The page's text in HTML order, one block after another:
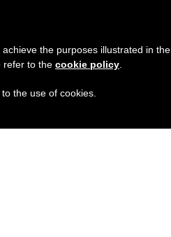
the purposes illustrated in the
refer to the cookie policy
the use of cookies.